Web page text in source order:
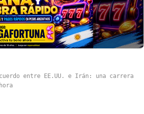
entre EE.UU. e Irán: una carrera